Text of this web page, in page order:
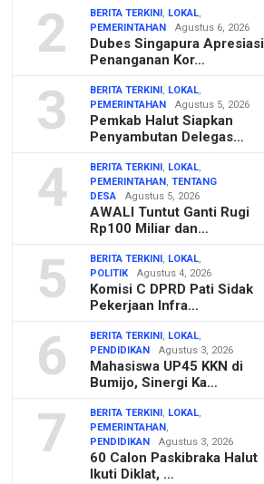
2 BERITA TERKINI , LOKAL,
PEMERINTAHAN
Agustus 6, 2026
Dubes Singapura Apresiasi
Penanganan Kor…
3 BERITA TERKINI , LOKAL,
PEMERINTAHAN
Agustus 5, 2026
Pemkab Halut Siapkan
Penyambutan Delegas…
4 BERITA TERKINI , LOKAL,
PEMERINTAHAN ,TENTANG
DESA
Agustus 5, 2026
AWALI Tuntut Ganti Rugi
Rp100 Miliar dan…
5 BERITA TERKINI , LOKAL,
POLITIK
Agustus 4, 2026
Komisi C DPRD Pati Sidak
Pekerjaan Infra…
6 BERITA TERKINI , LOKAL,
PENDIDIKAN
Agustus 3, 2026
Mahasiswa UP45 KKN di
Bumijo, Sinergi Ka…
7 BERITA TERKINI , LOKAL,
PEMERINTAHAN ,
PENDIDIKAN
Agustus 3, 2026
60 Calon Paskibraka Halut
Ikuti Diklat, …